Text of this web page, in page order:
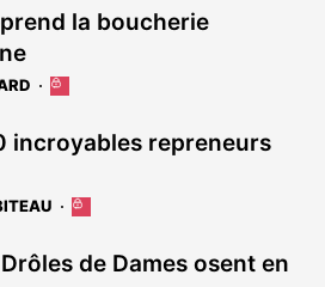
la boucherie
Cet
réservé
abonnés
incroyables repreneurs
Cet
est
réservé
de Dames osent en